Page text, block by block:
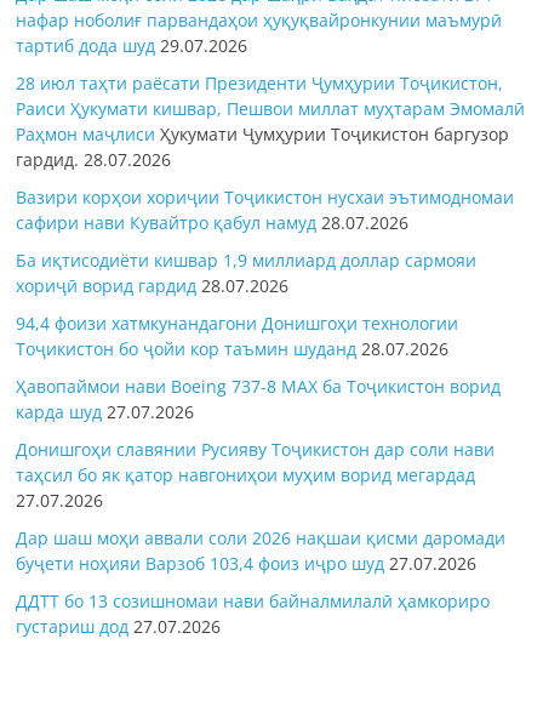
нафар ноболиғ парвандаҳои ҳуқуқвайронкунии маъмурӣ
тартиб дода шуд 29.07.2026
28 июл таҳти раёсати Президенти Ҷумҳурии Тоҷикистон,
Раиси Ҳукумати кишвар, Пешвои миллат муҳтарам Эмомалӣ
Раҳмон маҷлисиҲукумати Ҷумҳурии Тоҷикистон баргузор
гардид.28.07.2026
Вазири корҳои хориҷии Тоҷикистон нусхаи эътимодномаи
сафири нави Кувайтро қабул намуд 28.07.2026
Ба иқтисодиёти кишвар 1,9 миллиард доллар сармояи
хориҷӣ ворид гардид 28.07.2026
94,4 фоизи хатмкунандагони Донишгоҳи технологии
Тоҷикистон бо ҷойи кор таъмин шуданд 28.07.2026
Ҳавопаймои нави Boeing 737-8 MAX ба Тоҷикистон ворид
карда шуд 27.07.2026
Донишгоҳи славянии Русияву Тоҷикистон дар соли нави
таҳсил бо як қатор навгониҳои муҳим ворид мегардад
27.07.2026
Дар шаш моҳи аввали соли 2026 нақшаи қисми даромади
буҷети ноҳияи Варзоб 103,4 фоиз иҷро шуд 27.07.2026
ДДТТ бо 13 созишномаи нави байналмилалӣ ҳамкориро
густариш дод 27.07.2026